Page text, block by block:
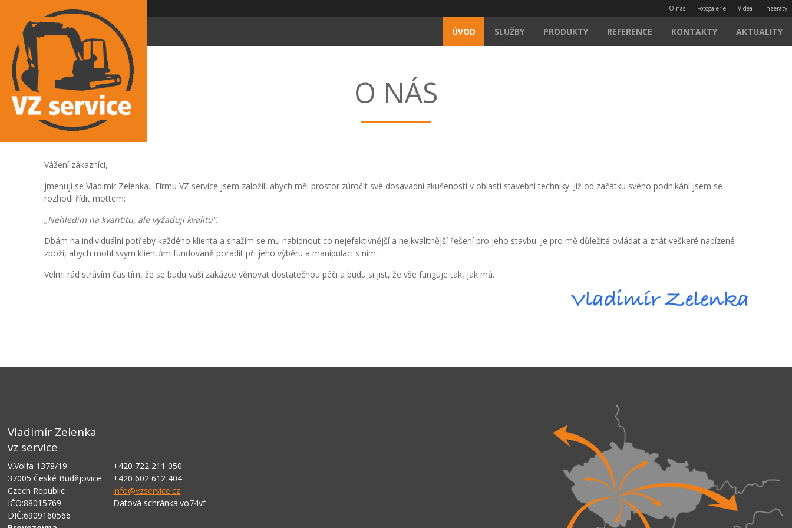
O nás Fotogalerie Videa Inzeráty
ÚVOD SLUŽBY PRODUKTY REFERENCE KONTAKTY AKTUALITY
O NÁS
Vážení zákazníci,
jmenuji se Vladimír Zelenka. Firmu VZ service jsem založil, abych měl prostor zúročit své dosavadní zkušenosti v oblasti stavební techniky. Již od začátku svého podnikání jsem se
rozhodl řídit mottem:
„Nehledím na kvantitu, ale vyžaduji kvalitu“.
Dbám na individuální potřeby každého klienta a snažím se mu nabídnout co nejefektivnější a nejkvalitnější řešení pro jeho stavbu. Je pro mě důležité ovládat a znát veškeré nabízené
zboží, abych mohl svým klientům fundovaně poradit při jeho výběru a manipulaci s ním.
Velmi rád strávím čas tím, že se budu vaší zakázce věnovat dostatečnou péči a budu si jist, že vše funguje tak, jak má.
Vladimír Zelenka
vz service
V.Volfa 1378/19
37005 České Budějovice
Czech Republic
IČO:88015769
DIČ:6909160566
+420 722 211 050
+420 602 612 404
info@vzservice.cz
Datová schránka:vo74vf